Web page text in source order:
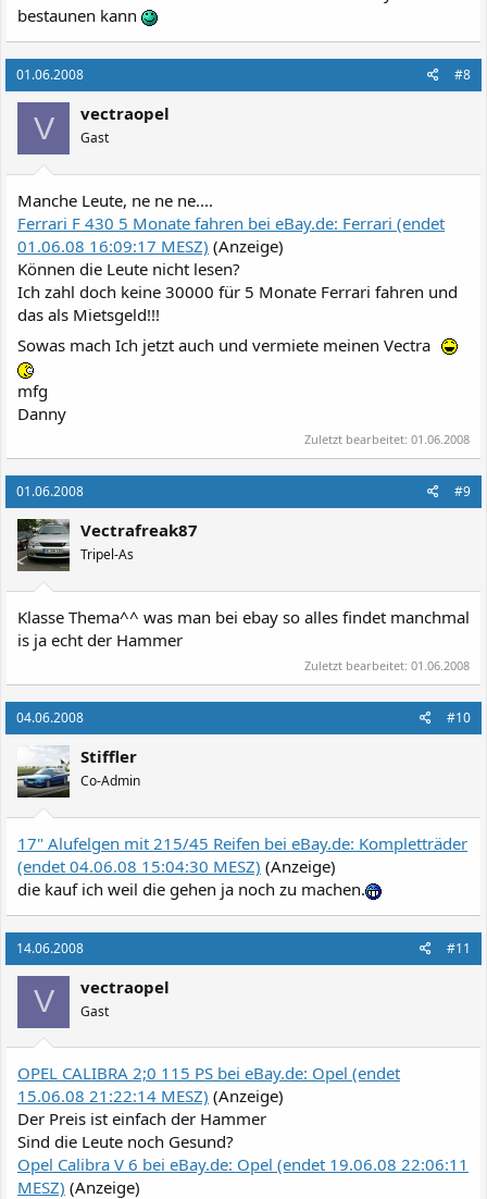
bestaunen kann
01.06.2008 #8
V vectraopel
Gast
Manche Leute, ne ne ne....
Ferrari F 430 5 Monate fahren bei eBay.de: Ferrari (endet
01.06.08 16:09:17 MESZ) (Anzeige)
Können die Leute nicht lesen?
Ich zahl doch keine 30000 für 5 Monate Ferrari fahren und
das als Mietsgeld!!!
Sowas mach Ich jetzt auch und vermiete meinen Vectra
mfg
Danny
Zuletzt bearbeitet: 01.06.2008
01.06.2008 #9
Vectrafreak87
Tripel-As
Klasse Thema^^ was man bei ebay so alles findet manchmal
is ja echt der Hammer
Zuletzt bearbeitet: 01.06.2008
04.06.2008 #10
Stiffler
Co-Admin
17" Alufelgen mit 215/45 Reifen bei eBay.de: Kompletträder
(endet 04.06.08 15:04:30 MESZ) (Anzeige)
die kauf ich weil die gehen ja noch zu machen.
14.06.2008 #11
V vectraopel
Gast
OPEL CALIBRA 2;0 115 PS bei eBay.de: Opel (endet
15.06.08 21:22:14 MESZ) (Anzeige)
Der Preis ist einfach der Hammer
Sind die Leute noch Gesund?
Opel Calibra V 6 bei eBay.de: Opel (endet 19.06.08 22:06:11
MESZ) (Anzeige)